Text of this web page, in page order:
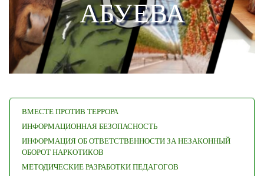
АБУЕВА
ВМЕСТЕ ПРОТИВ ТЕРРОРА
ИНФОРМАЦИОННАЯ БЕЗОПАСНОСТЬ
ИНФОРМАЦИЯ ОБ ОТВЕТСТВЕННОСТИ ЗА НЕЗАКОННЫЙ
ОБОРОТ НАРКОТИКОВ
МЕТОДИЧЕСКИЕ РАЗРАБОТКИ ПЕДАГОГОВ